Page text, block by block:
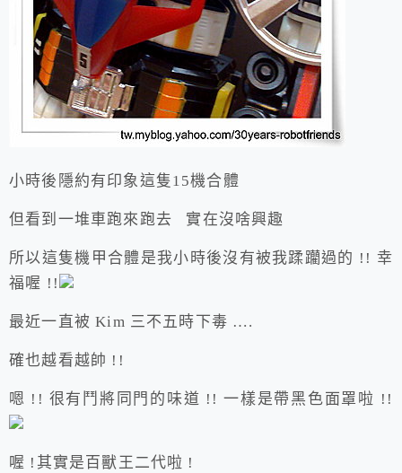
小時後隱約有印象這隻15機合體
但看到一堆車跑來跑去 實在沒啥興趣
所以這隻機甲合體是我小時後沒有被我蹂躪過的 !! 幸
福喔 !!
最近一直被 Kim 三不五時下毒 ….
確也越看越帥 !!
嗯 !! 很有鬥將同門的味道 !! 一樣是帶黑色面罩啦 !!
喔 !其實是百獸王二代啦 !